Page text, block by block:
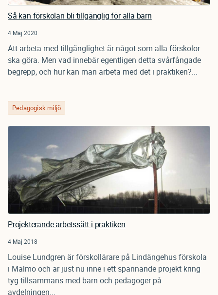
Så kan förskolan bli tillgänglig för alla barn
4 Maj 2020
Att arbeta med tillgänglighet är något som alla förskolor
ska göra. Men vad innebär egentligen detta svårfångade
begrepp, och hur kan man arbeta med det i praktiken?...
Pedagogisk miljö
Projekterande arbetssätt i praktiken
4 Maj 2018
Louise Lundgren är förskollärare på Lindängehus förskola
i Malmö och är just nu inne i ett spännande projekt kring
tyg tillsammans med barn och pedagoger på
avdelningen...